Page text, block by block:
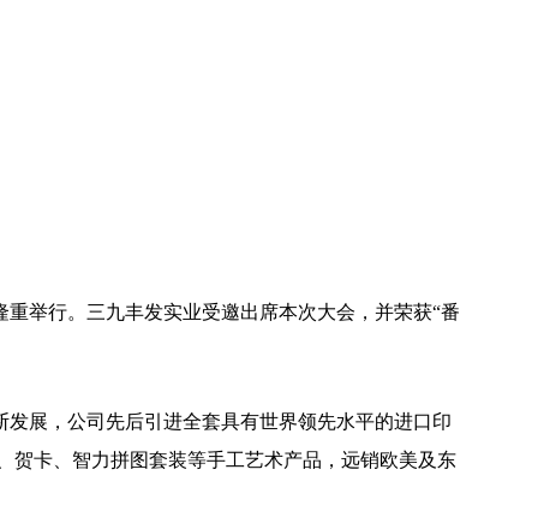
举行。三九丰发实业受邀出席本次大会，并荣获“番
展，公司先后引进全套具有世界领先水平的进口印
贺卡、智力拼图套装等手工艺术产品，远销欧美及东